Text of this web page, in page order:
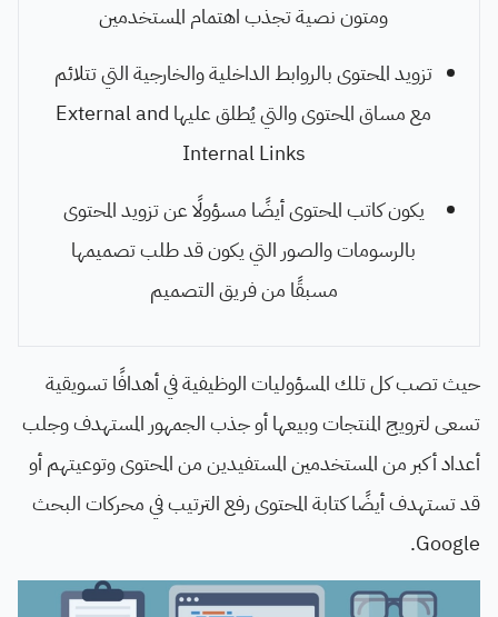
ومتون نصية تجذب اهتمام المستخدمين
تزويد المحتوى بالروابط الداخلية والخارجية التي تتلائم
مع مساق المحتوى والتي يُطلق عليها External and
Internal Links
يكون كاتب المحتوى أيضًا مسؤولًا عن تزويد المحتوى
بالرسومات والصور التي يكون قد طلب تصميمها
مسبقًا من فريق التصميم
حيث تصب كل تلك المسؤوليات الوظيفية في أهدافًا تسويقية
تسعى لترويج المنتجات وبيعها أو جذب الجمهور المستهدف وجلب
أعداد أكبر من المستخدمين المستفيدين من المحتوى وتوعيتهم أو
قد تستهدف أيضًا كتابة المحتوى رفع الترتيب في محركات البحث
Google.